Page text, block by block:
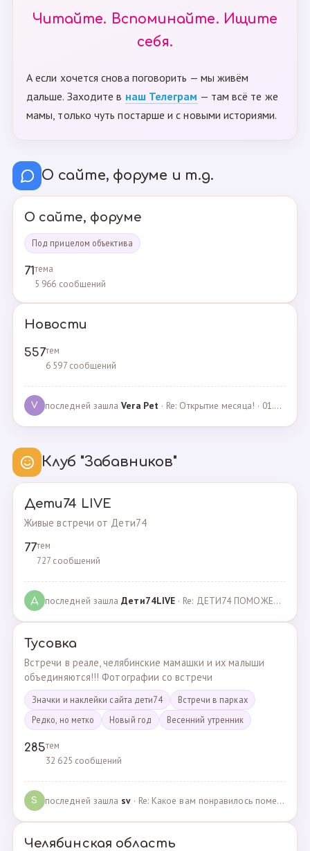
Читайте. Вспоминайте. Ищите
себя.
А если хочется снова поговорить — мы живём
дальше. Заходите в наш Телеграм — там всё те же
мамы, только чуть постарше и с новыми историями.
О сайте, форуме и т.д.
О сайте, форуме
Под прицелом объектива
71тема
5 966 сообщений
Новости
557тем
6 597 сообщений
V последней зашлаVera Pet · Re: Открытие месяца! · 01.04.2021
Клуб "Забавников"
Дети74 LIVE
Живые встречи от Дети74
77тем
727 сообщений
Д последней зашлаДeти74LIVE · Re: ДЕТИ74 ПОМОЖЕМ ВМЕСТЕ · 27.12.2021
Тусовка
Встречи в реале, челябинские мамашки и их малыши
объединяются!!! Фотографии со встречи
Значки и наклейки сайта дети74
Встречи в парках
Редко, но метко
Новый год Весенний утренник
285тем
32 625 сообщений
S последней зашла sv· Re: Какое вам понравилось помещения для проведения … · 07.05.2025
Челябинская область